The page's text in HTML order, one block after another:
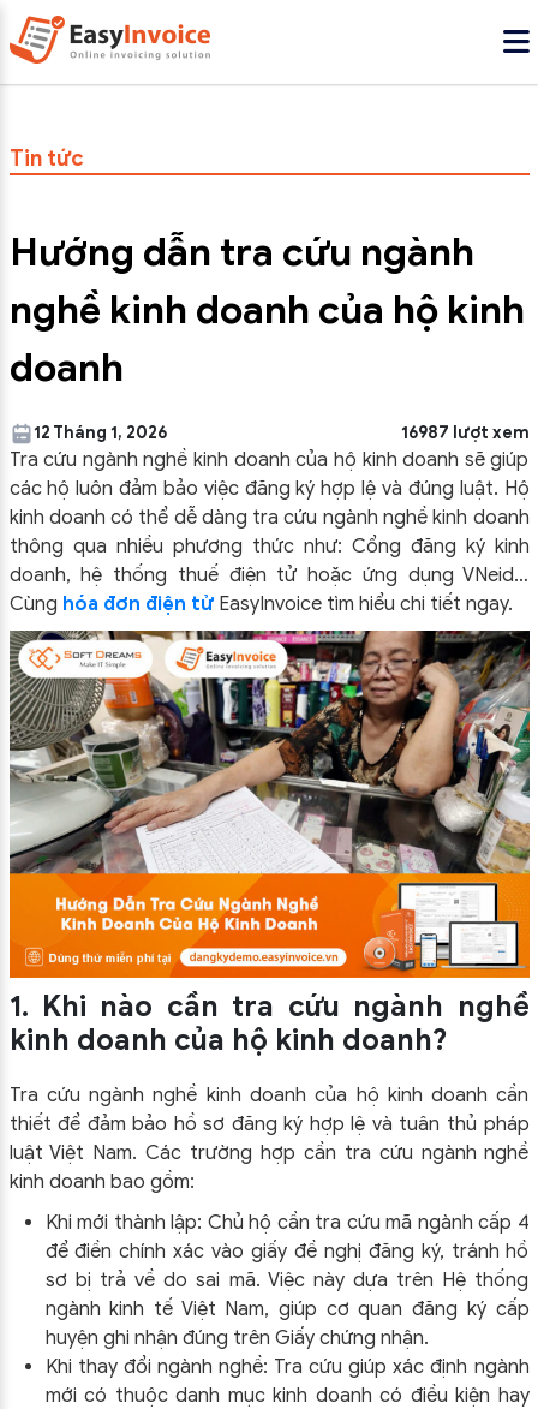
Tin tức
Hướng dẫn tra cứu ngành
nghề kinh doanh của hộ kinh
doanh
12 Tháng 1, 2026 16987 lượt xem
Tra cứu ngành nghề kinh doanh của hộ kinh doanh sẽ giúp
các hộ luôn đảm bảo việc đăng ký hợp lệ và đúng luật. Hộ
kinh doanh có thể dễ dàng tra cứu ngành nghề kinh doanh
thông qua nhiều phương thức như: Cổng đăng ký kinh
doanh, hệ thống thuế điện tử hoặc ứng dụng VNeid…
Cùng hóa đơn điện tửEasyInvoice tìm hiểu chi tiết ngay.
1. Khi nào cần tra cứu ngành nghề
kinh doanh của hộ kinh doanh?
Tra cứu ngành nghề kinh doanh của hộ kinh doanh cần
thiết để đảm bảo hồ sơ đăng ký hợp lệ và tuân thủ pháp
luật Việt Nam. Các trường hợp cần tra cứu ngành nghề
kinh doanh bao gồm:
Khi mới thành lập: Chủ hộ cần tra cứu mã ngành cấp 4
để điền chính xác vào giấy đề nghị đăng ký, tránh hồ
sơ bị trả về do sai mã. Việc này dựa trên Hệ thống
ngành kinh tế Việt Nam, giúp cơ quan đăng ký cấp
huyện ghi nhận đúng trên Giấy chứng nhận.​
Khi thay đổi ngành nghề: Tra cứu giúp xác định ngành
mới có thuộc danh mục kinh doanh có điều kiện hay